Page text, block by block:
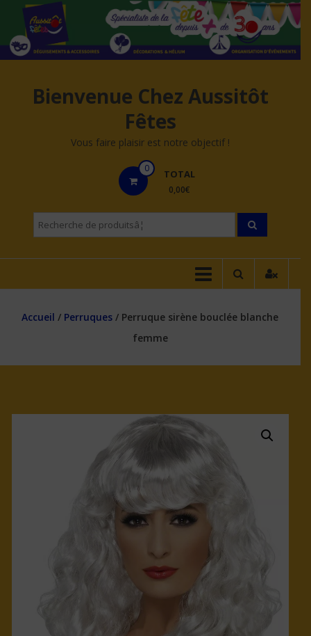
contenu
Bienvenue Chez Aussitôt
Fêtes
Vous faire plaisir est notre objectif !
0 TOTAL
0,00€
Recherche
pourÂ :
Accueil / Perruques / Perruque sirène bouclée blanche
femme